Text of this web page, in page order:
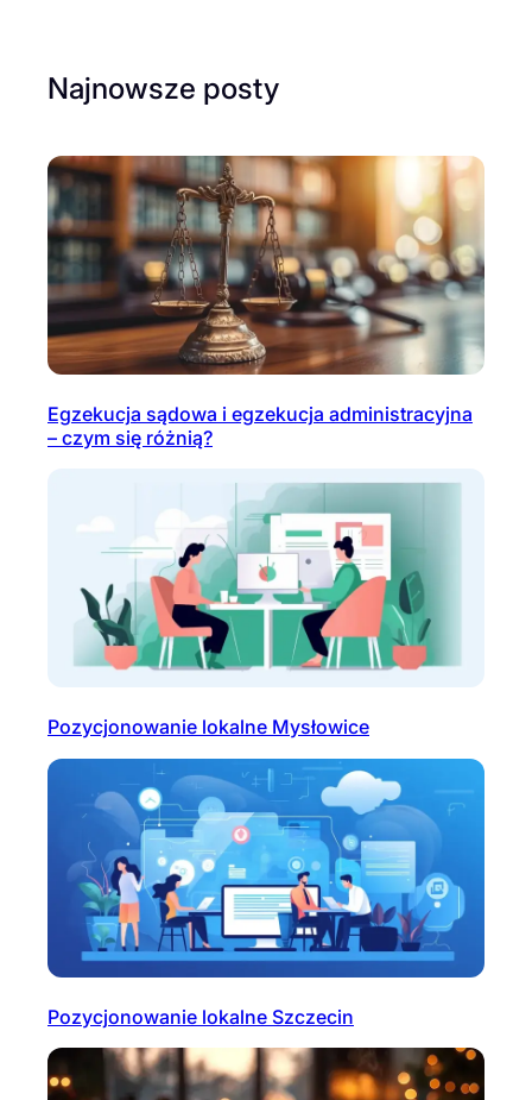
Najnowsze posty
Egzekucja sądowa i egzekucja administracyjna
– czym się różnią?
Pozycjonowanie lokalne Mysłowice
Pozycjonowanie lokalne Szczecin